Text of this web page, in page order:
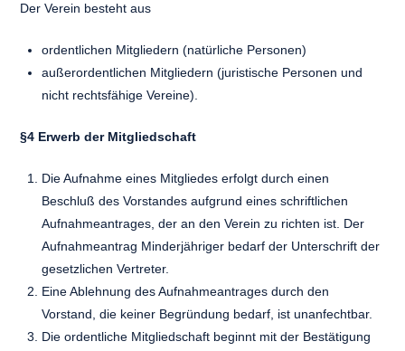
Der Verein besteht aus
ordentlichen Mitgliedern (natürliche Personen)
außerordentlichen Mitgliedern (juristische Personen und
nicht rechtsfähige Vereine).
§4 Erwerb der Mitgliedschaft
Die Aufnahme eines Mitgliedes erfolgt durch einen
Beschluß des Vorstandes aufgrund eines schriftlichen
Aufnahmeantrages, der an den Verein zu richten ist. Der
Aufnahmeantrag Minderjähriger bedarf der Unterschrift der
gesetzlichen Vertreter.
Eine Ablehnung des Aufnahmeantrages durch den
Vorstand, die keiner Begründung bedarf, ist unanfechtbar.
Die ordentliche Mitgliedschaft beginnt mit der Bestätigung